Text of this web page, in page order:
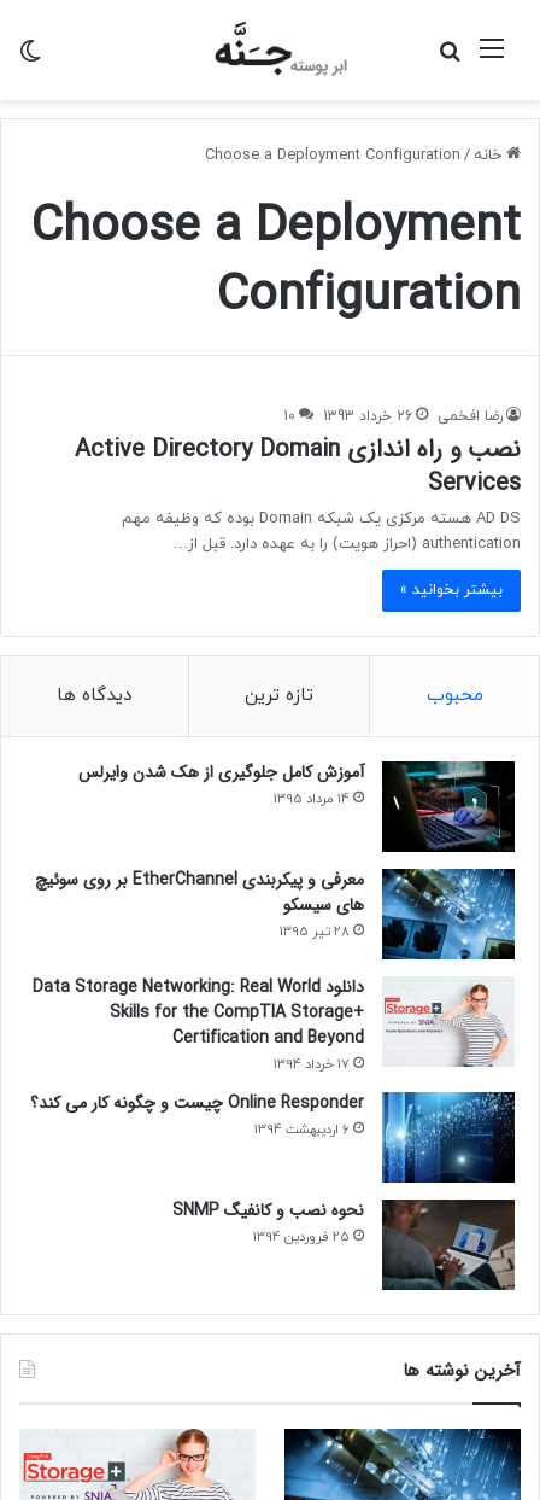
منو
خانه /
Choose a Deployment Configuration
Choose a Deployment
Configuration
رضا افخمی 26 خرداد 1393 10
نصب و راه اندازی Active Directory Domain
Services
AD DS هسته مرکزی یک شبکه Domain بوده که وظیفه مهم
authentication (احراز هویت) را به عهده دارد. قبل از…
بیشتر بخوانید »
محبوب تازه ترین دیدگاه ها
آموزش کامل جلوگیری از هک شدن وایرلس
14 مرداد 1395
معرفی و پیکربندی EtherChannel بر روی سوئیچ
های سیسکو
28 تیر 1395
دانلود Data Storage Networking: Real World
Skills for the CompTIA Storage+
Certification and Beyond
17 خرداد 1394
Online Responder چیست و چگونه کار می کند؟
6 اردیبهشت 1394
نحوه نصب و کانفیگ SNMP
25 فروردین 1394
آخرین نوشته ها